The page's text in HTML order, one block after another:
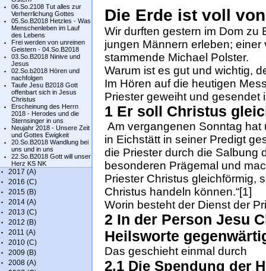
06.So.2108 Tut alles zur
Verherrlichung Gottes
05.So.B2018 Hetzles - Was
Menschenleben im Lauf
des Lebens
Frei werden von unreinen
Geistern - 04.So.B2018
03.So.B2018 Ninive und
Jesus
02.So.b2018 Hören und
nachfolgen
Taufe Jesu B2018 Gott
offenbart sich in Jesus
Christus
Erscheinung des Herrn
2018 - Herodes und die
Sternsinger in uns
Neujahr 2018 - Unsere Zeit
und Gottes Ewigkeit
20.So.B2018 Wandlung bei
uns und in uns
22.So.B2018 Gott will unser
Herz KS NK
2017 (A)
2016 (C)
2015 (B)
2014 (A)
2013 (C)
2012 (B)
2011 (A)
2010 (C)
2009 (B)
2008 (A)
Die Erde ist voll
Wir durften gestern im Dom zu
jungen Männern erleben;
stammende Michael Polster.
Warum ist es gut und wichtig,
Im Hören auf die heutigen
Priester geweiht und gesendet
1 Er soll Christus
Am vergangenen Sonntag
in Eichstätt in seiner Predigt
die Priester durch die Salbung
besonderen Prägemal und
Priester Christus gleichförmig,
Christus handeln können.“[1]
Worin besteht der Dienst der
2 In der Person Jesu
Heilsworte
Das geschieht einmal durch
2.1 Die Spendung der